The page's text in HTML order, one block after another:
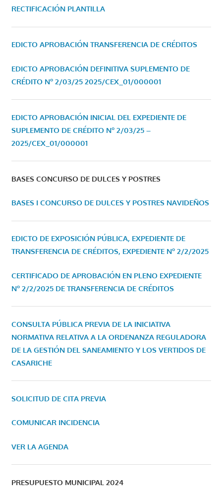
RECTIFICACIÓN PLANTILLA
EDICTO APROBACIÓN TRANSFERENCIA DE CRÉDITOS
EDICTO APROBACIÓN DEFINITIVA SUPLEMENTO DE
CRÉDITO Nº 2/03/25 2025/CEX_01/000001
EDICTO APROBACIÓN INICIAL DEL EXPEDIENTE DE
SUPLEMENTO DE CRÉDITO Nº 2/03/25 –
2025/CEX_01/000001
BASES CONCURSO DE DULCES Y POSTRES
BASES I CONCURSO DE DULCES Y POSTRES NAVIDEÑOS
EDICTO DE EXPOSICIÓN PÚBLICA, EXPEDIENTE DE
TRANSFERENCIA DE CRÉDITOS, EXPEDIENTE Nº 2/2/2025
CERTIFICADO DE APROBACIÓN EN PLENO EXPEDIENTE
Nº 2/2/2025 DE TRANSFERENCIA DE CRÉDITOS
CONSULTA PÚBLICA PREVIA DE LA INICIATIVA
NORMATIVA RELATIVA A LA ORDENANZA REGULADORA
DE LA GESTIÓN DEL SANEAMIENTO Y LOS VERTIDOS DE
CASARICHE
SOLICITUD DE CITA PREVIA
COMUNICAR INCIDENCIA
VER LA AGENDA
PRESUPUESTO MUNICIPAL 2024